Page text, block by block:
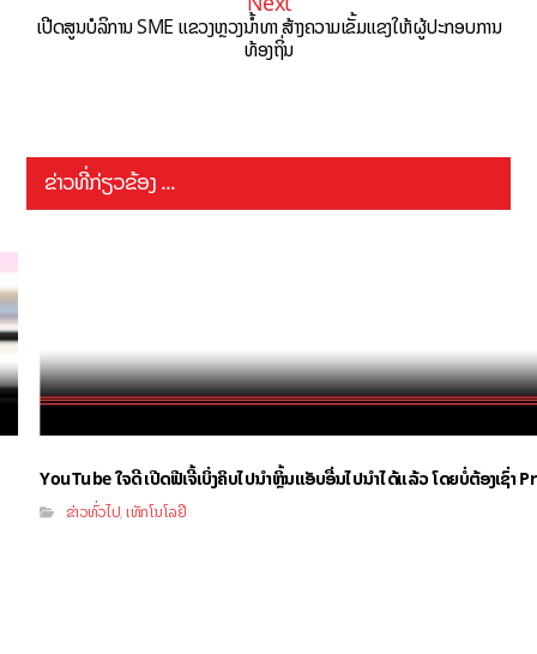
ເປີດສູນບໍລິການ SME ແຂວງຫຼວງນໍ້າທາ ສ້າງຄວາມເຂັ້ມແຂງໃຫ້ຜູ້ປະກອບການ
ທ້ອງຖິ່ນ
ຂ່າວທີ່ກ່ຽວຂ້ອງ ...
YouTube ໃຈດີ ເປີດຟີເຈີ້ເບິ່ງຄິບໄປນຳຫຼິ້ນແອັບອື່ນໄປນຳໄດ້ແລ້ວ ໂດຍບໍ່ຕ້ອງເຊົ່າ
ຂ່າວທົ່ວໄປ,ເທັກໂນໂລຢີ